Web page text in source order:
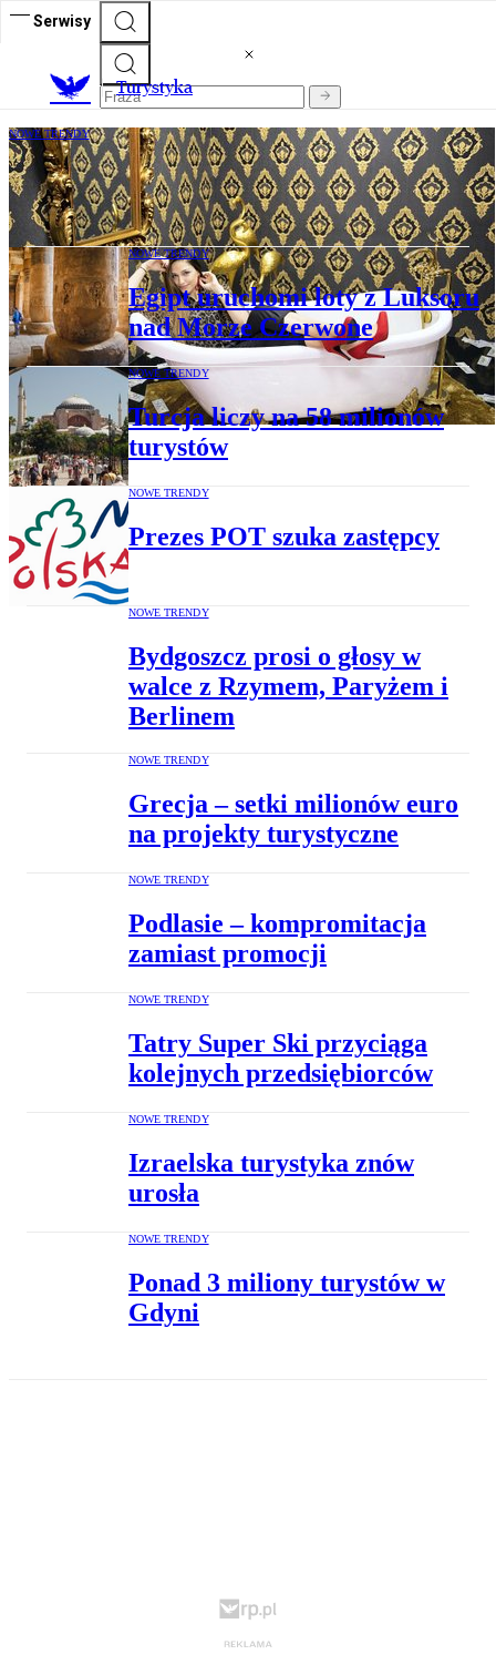
Serwisy
Turystyka
NOWE TRENDY
Dubaj – Królestwo Selfie oferuje pomysły
na zdjęcia
NOWE TRENDY
Egipt uruchomi loty z Luksoru
nad Morze Czerwone
NOWE TRENDY
Turcja liczy na 58 milionów
turystów
NOWE TRENDY
Prezes POT szuka zastępcy
NOWE TRENDY
Bydgoszcz prosi o głosy w
walce z Rzymem, Paryżem i
Berlinem
NOWE TRENDY
Grecja – setki milionów euro
na projekty turystyczne
NOWE TRENDY
Podlasie – kompromitacja
zamiast promocji
NOWE TRENDY
Tatry Super Ski przyciąga
kolejnych przedsiębiorców
NOWE TRENDY
Izraelska turystyka znów
urosła
NOWE TRENDY
Ponad 3 miliony turystów w
Gdyni